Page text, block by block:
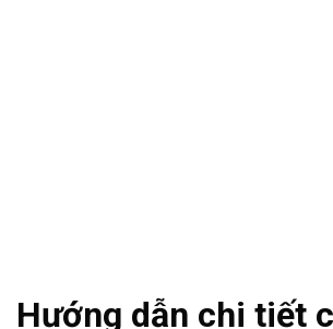
Hướng dẫn chi tiết